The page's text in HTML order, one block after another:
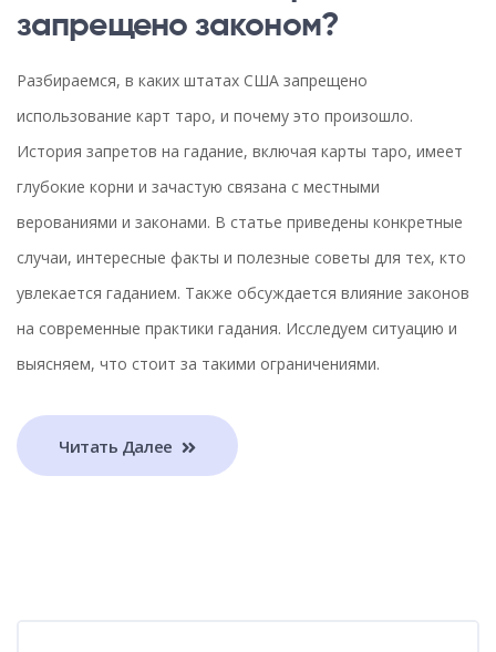
запрещено законом?
Разбираемся, в каких штатах США запрещено
использование карт таро, и почему это произошло.
История запретов на гадание, включая карты таро, имеет
глубокие корни и зачастую связана с местными
верованиями и законами. В статье приведены конкретные
случаи, интересные факты и полезные советы для тех, кто
увлекается гаданием. Также обсуждается влияние законов
на современные практики гадания. Исследуем ситуацию и
выясняем, что стоит за такими ограничениями.
Читать Далее